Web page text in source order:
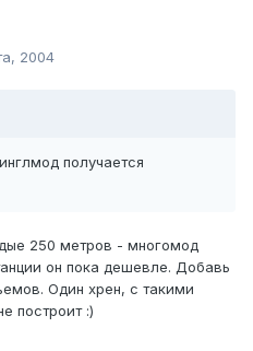
2004
получается
250 метров - многомод
он пока дешевле. Добавь
Один хрен, с такими
построит :)